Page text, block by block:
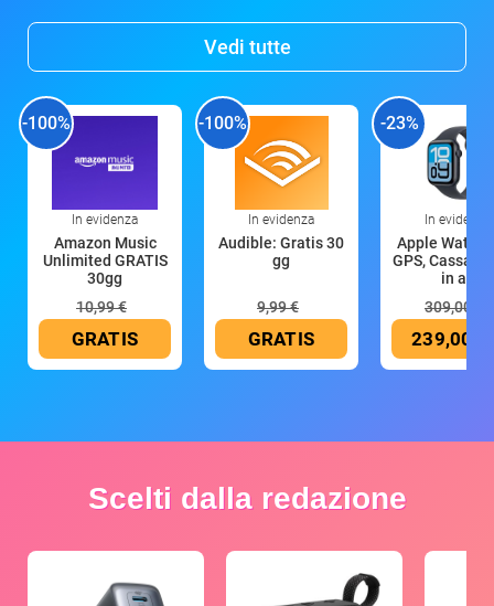
Vedi tutte
-100%
In evidenza
Amazon Music
Unlimited GRATIS
30gg
10,99 €
GRATIS
-100%
In evidenza
Audible: Gratis 30
gg
9,99 €
GRATIS
-23%
In evidenza
Apple Watch
GPS, Cassa
in all
309,00 €
239,00 €
Scelti dalla redazione